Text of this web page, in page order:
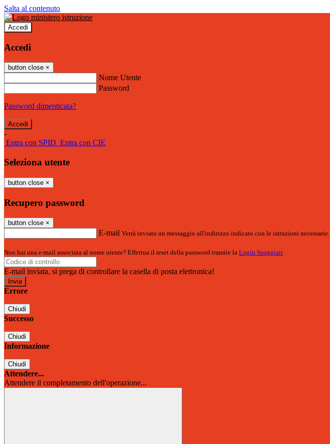
Salta al contenuto
Accedi
Accedi
button close ×
Nome Utente
Password
Password dimenticata?
-
Entra con SPID Entra con CIE
Seleziona utente
button close ×
Recupero password
button close ×
E-mail Verrà inviato un messaggio all'indirizzo indicato con le istruzioni necessarie.
Non hai una e-mail associata al nome utente? Effettua il reset della password tramite la Login Spaggiari
E-mail inviata, si prega di controllare la casella di posta elettronica!
Errore
Chiudi
Successo
Chiudi
Informazione
Chiudi
Attendere...
Attendere il completamento dell'operazione...